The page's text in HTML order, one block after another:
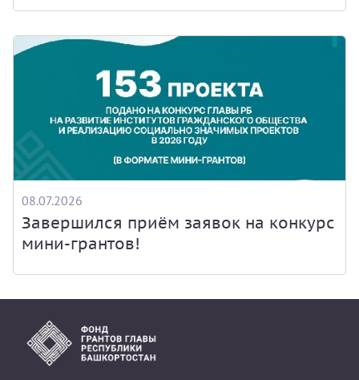
08.07.2026
Завершился приём заявок на конкурс
мини-грантов!